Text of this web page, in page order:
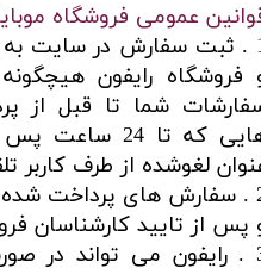
عمومی فروشگاه
1 . ثبت سفارش در سایت
فروشگاه رایفون
شما تا قبل از
هایی که تا 24
لغوشده از طرف کاربر
2 . سفارش های پرداخت شده
پس از تایید کارشناسان
3 . رایفون می تواند